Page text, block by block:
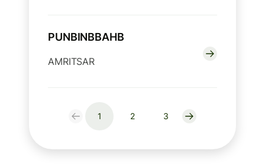
PUNBINBBAHB
AMRITSAR
1 2 3